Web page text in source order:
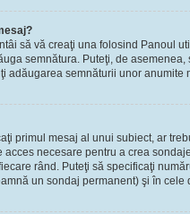
să vă creaţi una folosind Panoul
semnătura. Puteţi, de
adăugarea semnăturii unor
primul mesaj al unui subiect, ar
necesare pentru a crea
rând. Puteţi să specificaţi
un sondaj permanent) şi în